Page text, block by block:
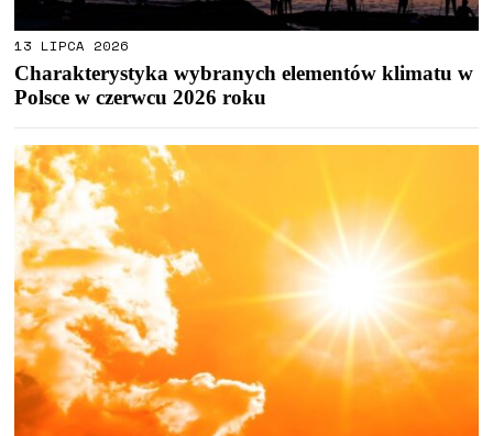
13 LIPCA 2026
Charakterystyka wybranych elementów klimatu w
Polsce w czerwcu 2026 roku